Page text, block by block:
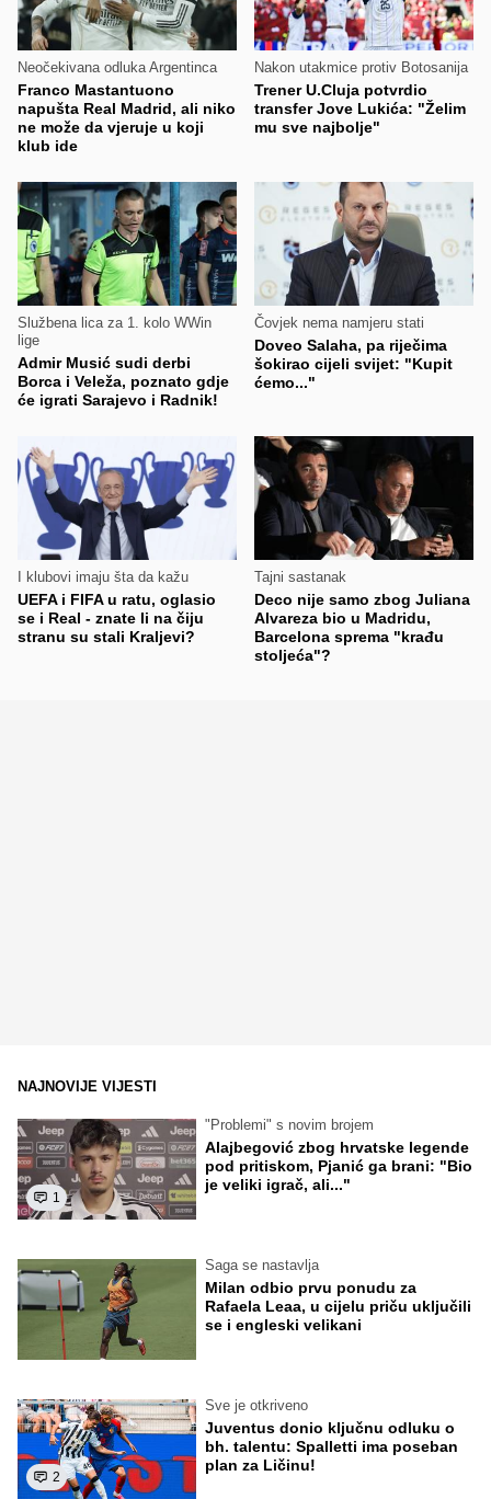
Neočekivana odluka Argentinca
Franco Mastantuono
napušta Real Madrid, ali niko
ne može da vjeruje u koji
klub ide
Nakon utakmice protiv Botosanija
Trener U.Cluja potvrdio
transfer Jove Lukića: "Želim
mu sve najbolje"
Službena lica za 1. kolo WWin
lige
Admir Musić sudi derbi
Borca i Veleža, poznato gdje
će igrati Sarajevo i Radnik!
Čovjek nema namjeru stati
Doveo Salaha, pa riječima
šokirao cijeli svijet: "Kupit
ćemo..."
I klubovi imaju šta da kažu
UEFA i FIFA u ratu, oglasio
se i Real - znate li na čiju
stranu su stali Kraljevi?
Tajni sastanak
Deco nije samo zbog Juliana
Alvareza bio u Madridu,
Barcelona sprema "krađu
stoljeća"?
NAJNOVIJE VIJESTI
1
"Problemi" s novim brojem
Alajbegović zbog hrvatske legende
pod pritiskom, Pjanić ga brani: "Bio
je veliki igrač, ali..."
Saga se nastavlja
Milan odbio prvu ponudu za
Rafaela Leaa, u cijelu priču uključili
se i engleski velikani
2
Sve je otkriveno
Juventus donio ključnu odluku o
bh. talentu: Spalletti ima poseban
plan za Ličinu!